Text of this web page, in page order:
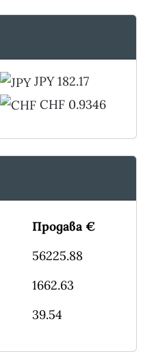
JPY 182.17
CHF 0.9346
Продава €
56225.88
1662.63
39.54